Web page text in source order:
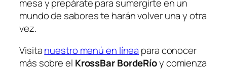
mesa y prepárate para sumergirte en un
mundo de sabores te harán volver una y otra
vez.
Visitanuestro menú en línea para conocer
más sobre el KrossBar BordeRíoy comienza